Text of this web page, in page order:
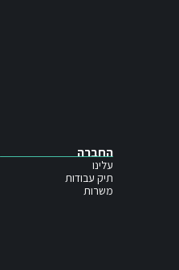
החברה
עלינו
תיק עבודות
משרות